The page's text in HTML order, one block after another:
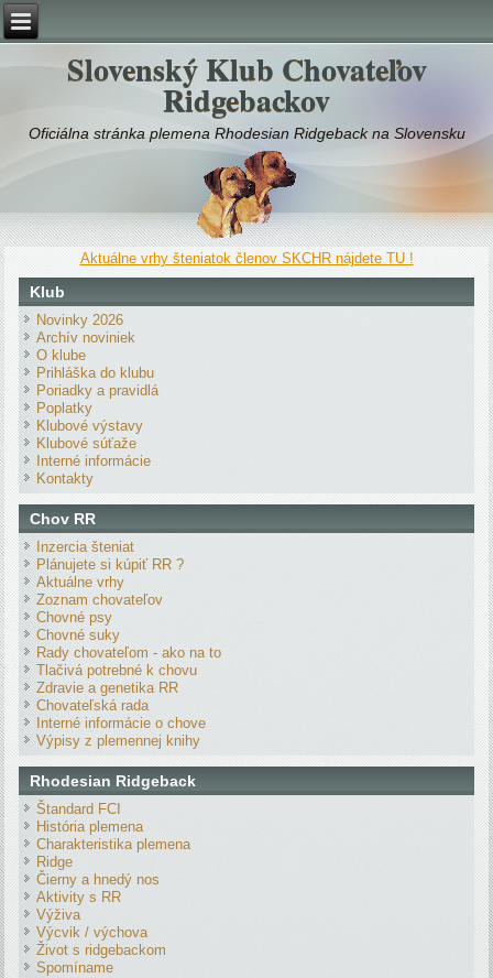
Slovenský Klub Chovateľov
Ridgebackov
Oficiálna stránka plemena Rhodesian Ridgeback na Slovensku
Aktuálne vrhy šteniatok členov SKCHR nájdete TU !
Klub
Novinky 2026
Archív noviniek
O klube
Prihláška do klubu
Poriadky a pravidlá
Poplatky
Klubové výstavy
Klubové súťaže
Interné informácie
Kontakty
Chov RR
Inzercia šteniat
Plánujete si kúpiť RR ?
Aktuálne vrhy
Zoznam chovateľov
Chovné psy
Chovné suky
Rady chovateľom - ako na to
Tlačivá potrebné k chovu
Zdravie a genetika RR
Chovateľská rada
Interné informácie o chove
Výpisy z plemennej knihy
Rhodesian Ridgeback
Štandard FCI
História plemena
Charakteristika plemena
Ridge
Čierny a hnedý nos
Aktivity s RR
Výživa
Výcvik / výchova
Život s ridgebackom
Spomíname